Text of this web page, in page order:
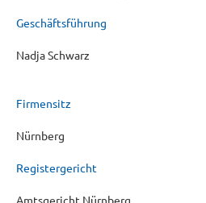
Geschäftsführung
Nadja Schwarz
Firmensitz
Nürnberg
Registergericht
Amtsgericht Nürnberg